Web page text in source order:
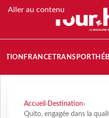
Aller au contenu
FRANCETRANSPORT
Accueil › Destination›
Quito, engagée dans la